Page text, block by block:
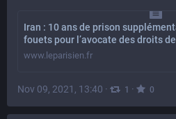
Iran : 10 ans de prison
fouets pour l’avocate des droits
www.leparisien.fr
Nov 09, 2021, 13:40 · 1 · 0